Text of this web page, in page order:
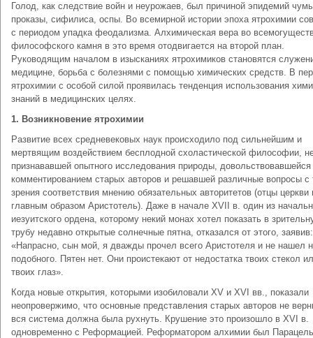
Голод, как следствие войн и неурожаев, был причиной эпидемий
проказы, сифилиса, оспы. Во всемирной истории эпоха ятрохимии
с периодом упадка феодализма. Алхимическая вера во
философского камня в это время отодвигается на второй план.
Руководящим началом в изысканиях ятрохимиков становятся
медицине, борьба с болезнями с помощью химических средств. В
ятрохимии с особой силой проявилась тенденция использования
знаний в медицинских целях.
1. Возникновение ятрохимии
Развитие всех средневековых наук происходило под сильнейшим и
мертвящим воздействием бесплодной схоластической философии,
признававшей опытного исследования природы, довольствовавшейся
комментированием старых авторов и решавшей различные вопросы с
зрения соответствия мнению обязательных авторитетов (отцы церкви
главным образом Аристотель). Даже в начале XVII в. один из
иезуитского ордена, которому некий монах хотел показать в
трубу недавно открытые солнечные пятна, отказался от этого, заявив:
«Напрасно, сын мой, я дважды прочел всего Аристотеля и не нашел
подобного. Пятен нет. Они проистекают от недостатка твоих стекол
твоих глаз».
Когда новые открытия, которыми изобиловали XV и XVI вв., показали
неопровержимо, что основные представления старых авторов не
вся система должна была рухнуть. Крушение это произошло в XVI в.
одновременно с Реформацией. Реформатором алхимии был